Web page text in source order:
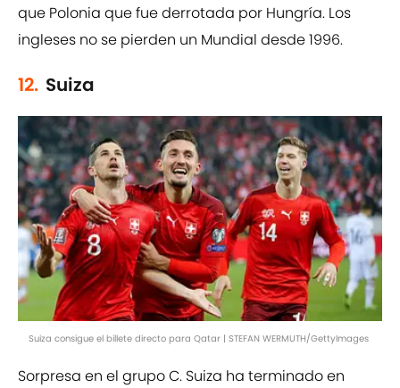
que Polonia que fue derrotada por Hungría. Los
ingleses no se pierden un Mundial desde 1996.
12. Suiza
Suiza consigue el billete directo para Qatar | STEFAN WERMUTH/GettyImages
Sorpresa en el grupo C. Suiza ha terminado en